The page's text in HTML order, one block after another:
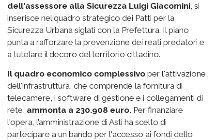
dell'assessore alla Sicurezza Luigi Giacomini, si
inserisce nel quadro strategico dei Patti per la
Sicurezza Urbana siglati con la Prefettura. Il piano
punta a rafforzare la prevenzione dei reati predatori e
a tutelare il decoro del territorio cittadino.
Il quadro economico complessivo per l'attivazione
dell'infrastruttura, che comprende la fornitura di
telecamere, i software di gestione e i collegamenti di
rete, ammonta a 230.908 euro. Per finanziare
l'opera, l’amministrazione di Asti ha scelto di
partecipare a un bando per l'accesso ai fondi dello